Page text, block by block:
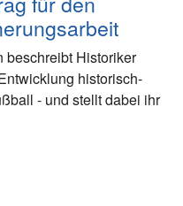
beschreibt Historiker
historisch-
- und stellt dabei ihr